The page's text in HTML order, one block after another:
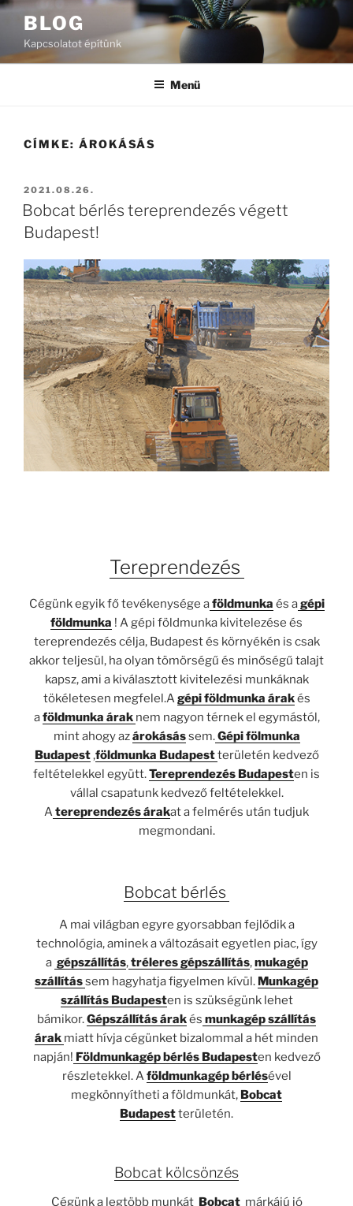
Tartalomhoz
BLOG
Kapcsolatot építünk
Menü
CÍMKE: ÁROKÁSÁS
BEKÜLDVE:
2021.08.26.
Bobcat bérlés tereprendezés végett
Budapest!
Tereprendezés
Cégünk egyik fő tevékenysége aföldmunka és agépi
földmunka ! A gépi földmunka kivitelezése és
tereprendezés célja, Budapest és környékén is csak
akkor teljesül, ha olyan tömörségű és minőségű talajt
kapsz, ami a kiválasztott kivitelezési munkáknak
tökéletesen megfelel.Agépi földmunka árakés
aföldmunka árak nem nagyon térnek el egymástól,
mint ahogy azárokásássem.Gépi fölmunka
Budapest,földmunka Budapestterületén kedvező
feltételekkel együtt.Tereprendezés Budapesten is
vállal csapatunk kedvező feltételekkel.
Atereprendezés árakat a felmérés után tudjuk
megmondani.
Bobcat bérlés
A mai világban egyre gyorsabban fejlődik a
technológia, aminek a változásait egyetlen piac, így
a gépszállítás,tréleres gépszállítás,mukagép
szállítássem hagyhatja figyelmen kívül. Munkagép
szállítás Budapesten is szükségünk lehet
bámikor.Gépszállítás árakés munkagép szállítás
árak miatt hívja cégünket bizalommal a hét minden
napján! Földmunkagép bérlés Budapesten kedvező
részletekkel. Aföldmunkagép bérlésével
megkönnyítheti a földmunkát, Bobcat
Budapestterületén.
Bobcat kölcsönzés
Cégünk a legtöbb munkát Bobcat márkájú jó